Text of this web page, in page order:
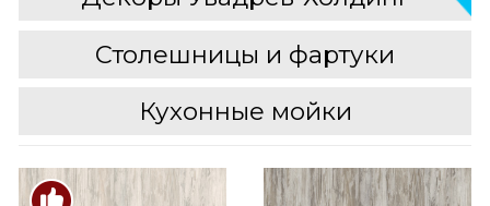
Столешницы и фартуки
Кухонные мойки